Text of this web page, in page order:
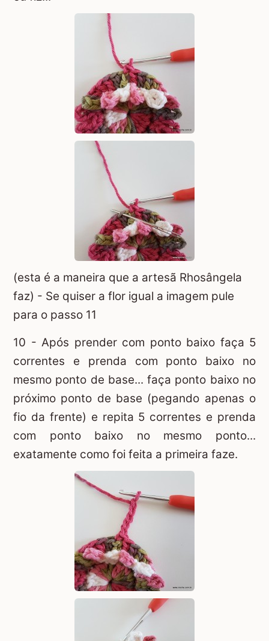
(esta é a maneira que a artesã Rhosângela
faz) - Se quiser a flor igual a imagem pule
para o passo 11
10 - Após prender com ponto baixo faça 5
correntes e prenda com ponto baixo no
mesmo ponto de base... faça ponto baixo no
próximo ponto de base (pegando apenas o
fio da frente) e repita 5 correntes e prenda
com ponto baixo no mesmo ponto...
exatamente como foi feita a primeira faze.